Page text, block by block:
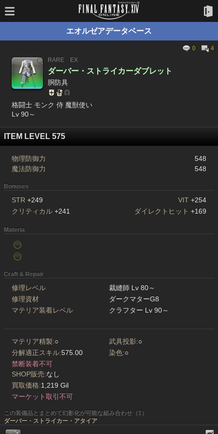
エオルゼアデータベース
0
4
RARE
EX
ダーバー・ストライカーダブレット
胴防具
格闘士 モンク 侍 魔獣使い
Lv 90～
ITEM LEVEL 575
物理防御力
548
魔法防御力
548
Bonuses
STR +249 VIT +254
クリティカル +241 ダイレクトヒット +169
Materia
Craft & Repair
修理レベル
裁縫師 Lv 80～
修理資材
ダークマターG8
マテリア装着レベル
クラフター Lv 90～
マテリア精製:○ 武具投影:○
分解適正スキル:575.00 染色:○
禁断装着不可
SHOP販売:なし
買取価格:1,219 Gil
マーケット取引不可
この装備品とまとめて幻影化が可能な組み合わせ（1）
ダーバー・ストライカー・アタイア